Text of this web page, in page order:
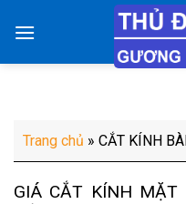
đến
Trang chủ » CẮT KÍNH
GIÁ CẮT KÍNH MẶT